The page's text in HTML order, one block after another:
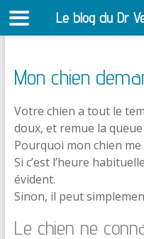
Mon chien
Votre chien a tout le
doux, et remue la
Pourquoi mon chien
Si c’est l’heure
évident.
Sinon, il peut
Le chien ne
Le blog du Dr